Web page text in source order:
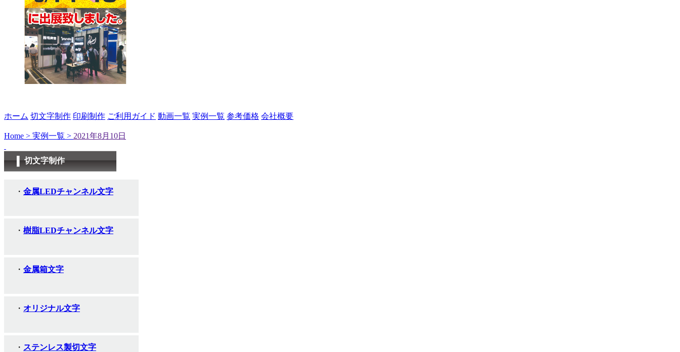
ホーム 切文字制作 印刷制作 ご利用ガイド 動画一覧 実例一覧 参考価格 会社概要
Home > 実例一覧 > 2021年8月10日
切文字制作
金属LEDチャンネル文字
樹脂LEDチャンネル文字
金属箱文字
オリジナル文字
ステンレス製切文字